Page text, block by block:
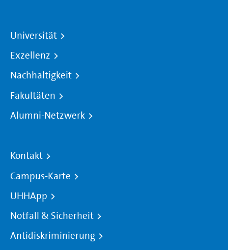
Universität
Exzellenz
Nachhaltigkeit
Fakultäten
Alumni-Netzwerk
Kontakt
Campus-Karte
UHHApp
Notfall & Sicherheit
Antidiskriminierung